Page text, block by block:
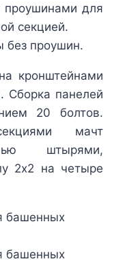
для
секцией.
без проушин.
кронштейнами
Сборка панелей
20 болтов.
мачт
штырями,
2х2 на четыре